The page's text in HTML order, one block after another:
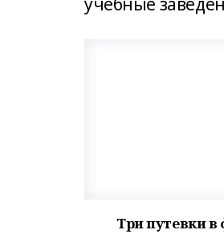
Три путевки